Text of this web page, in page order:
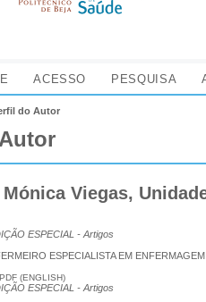
ACESSO PESQUISA
do Autor
Viegas,
ESPECIAL - Artigos
ESPECIALISTA EM
PDF (ENGLISH)
ESPECIAL - Artigos